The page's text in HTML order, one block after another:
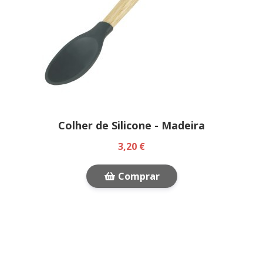
Colher de Silicone - Madeira
3,20 €
Comprar